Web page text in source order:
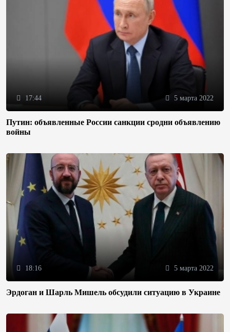
17:44 5 марта 2022
Путин: объявленные России санкции сродни объявлению
войны
18:16 5 марта 2022
Эрдоган и Шарль Мишель обсудили ситуацию в Украине